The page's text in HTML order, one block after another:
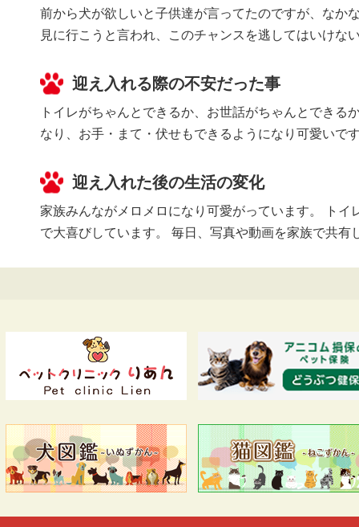
前から犬が欲しいと子供達が言ってたのですが、なか
見に行こうと言われ、このチャンスを逃してはいけな
迎え入れる際の不安だった事
トイレがちゃんとできるか、お世話がちゃんとでき
なり、お手・まて・伏せもできるようになり可愛いで
迎え入れた後の生活の変化
家族みんながメロメロになり可愛がっています。 ト
で大喜びしています。 毎日、写真や動画を家族で共有